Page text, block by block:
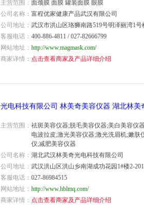
主营范围：面颈膜 面膜 罐装面膜 眼膜
公司名称：富程优家健康产品武汉有限公司
公司地址：武汉市洪山区珞狮南路519号明泽丽湾1号
客服电话：400-886-4811 / 027-82666799
网站地址：http://www.magmask.com/
商家详情： 点击查看商家及产品详细介绍
主营范围：祛斑美容仪器;脱毛美容仪器;美白美容仪
电波拉皮;激光美容仪器;激光洗眉机;嫩肤
仪;减肥美容仪器
公司名称：湖北武汉林美奇光电科技有限公司
公司地址：武汉洪山区洪山乡南湖成功花园1#楼2-201
客服电话：027-86984515
网站地址：http://www.hblmq.com/
商家详情： 点击查看商家及产品详细介绍